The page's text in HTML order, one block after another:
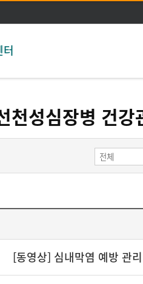
천성심장병 건강
[동영상] 심내막염 예방 관리